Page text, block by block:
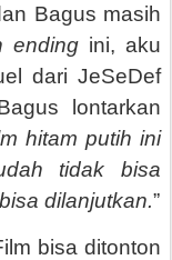
Bagus masih
ending ini, aku
dari JeSeDef
lontarkan
hitam putih ini
tidak bisa
dilanjutkan.”
bisa ditonton